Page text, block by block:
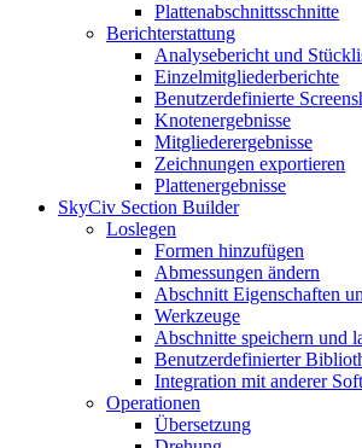
Plattenabschnittsschnitte
Berichterstattung
Analysebericht und
Einzelmitgliederberichte
Benutzerdefinierte
Knotenergebnisse
Mitgliederergebnisse
Zeichnungen exportieren
Plattenergebnisse
SkyCiv Section Builder
Loslegen
Formen hinzufügen
Abmessungen ändern
Abschnitt Eigenschaften
Werkzeuge
Abschnitte speichern und
Benutzerdefinierter
Integration mit anderer
Operationen
Übersetzung